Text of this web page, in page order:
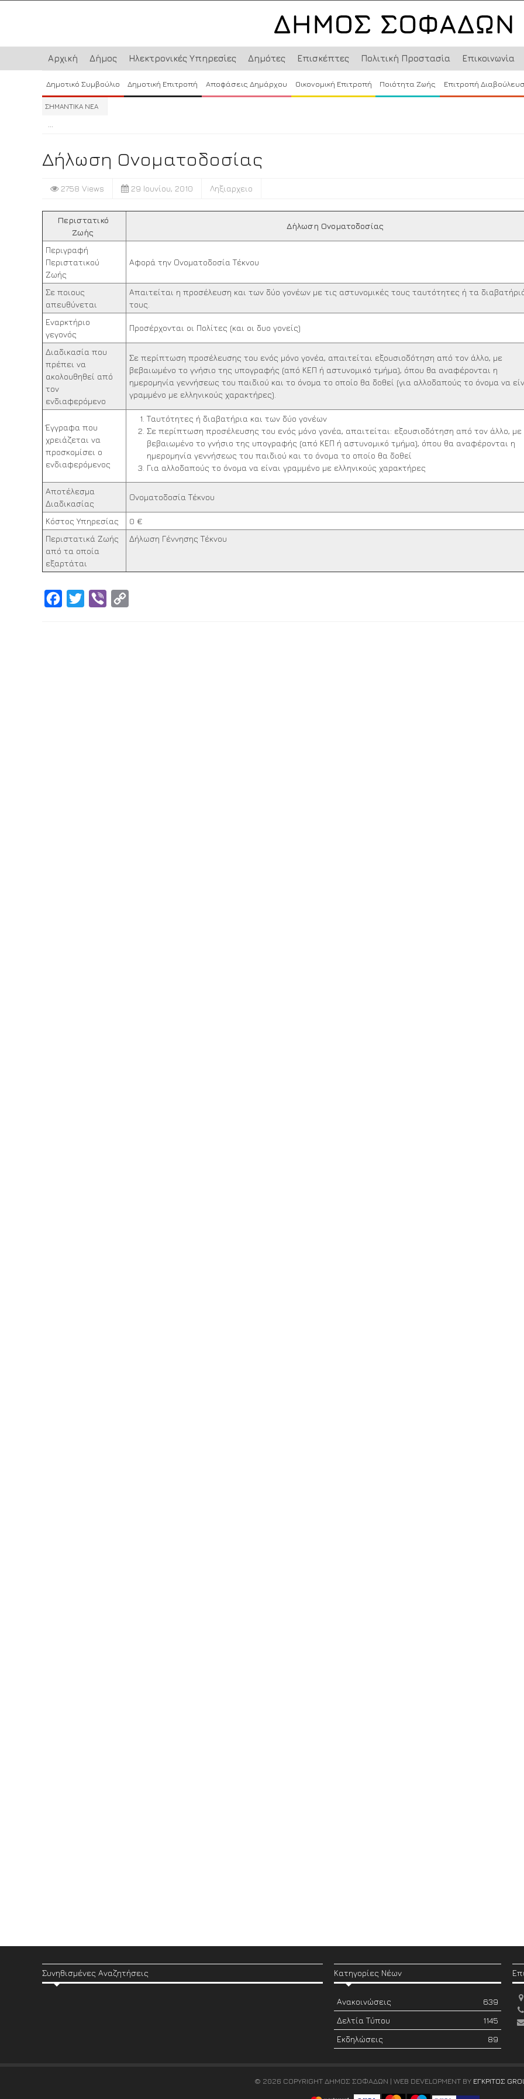
Αρχική Δήμος Ηλεκτρονικές Υπηρεσίες Δημότες Επισκέπτες Πολιτική Προστασία Επικοινωνία
Δημοτικό Συμβούλιο Δημοτική Επιτροπή Αποφάσεις Δημάρχου Οικονομική Επιτροπή Ποιότητα Ζωής Επιτροπή
ΣΗΜΑΝΤΙΚΑ ΝΕΑ
...
Δήλωση Ονοματοδοσίας
2758 Views 29 Ιουνίου, 2010 Ληξιαρχειο
Περιστατικό
Ζωής
Δήλωση Ονοματοδοσίας
Περιγραφή
Περιστατικού
Ζωής
Αφορά την Ονοματοδοσία Τέκνου
Σε ποιους
απευθύνεται
Απαιτείται η προσέλευση και των δύο γονέων με τις αστυνομικές τους ταυτότητες ή τα
τους.
Εναρκτήριο
γεγονός
Προσέρχονται οι Πολίτες (και οι δυο γονείς)
Διαδικασία που
πρέπει να
ακολουθηθεί από
τον
ενδιαφερόμενο
Σε περίπτωση προσέλευσης του ενός μόνο γονέα, απαιτείται εξουσιοδότηση από τον άλλο, με
βεβαιωμένο το γνήσιο της υπογραφής (από ΚΕΠ ή αστυνομικό τμήμα), όπου θα αναφέρονται η
ημερομηνία γεννήσεως του παιδιού και το όνομα το οποίο θα δοθεί (για αλλοδαπούς το όνομα να
γραμμένο με ελληνικούς χαρακτήρες).
Έγγραφα που
χρειάζεται να
προσκομίσει ο
ενδιαφερόμενος
Ταυτότητες ή διαβατήρια και των δύο γονέων
Σε περίπτωση προσέλευσης του ενός μόνο γονέα, απαιτείται: εξουσιοδότηση από τον άλλο, με
βεβαιωμένο το γνήσιο της υπογραφής (από ΚΕΠ ή αστυνομικό τμήμα), όπου θα αναφέρονται η
ημερομηνία γεννήσεως του παιδιού και το όνομα το οποίο θα δοθεί
Για αλλοδαπούς το όνομα να είναι γραμμένο με ελληνικούς χαρακτήρες
Αποτέλεσμα
Διαδικασίας
Ονοματοδοσία Τέκνου
Κόστος Υπηρεσίας
0 €
Περιστατικά Ζωής
από τα οποία
εξαρτάται
Δήλωση Γέννησης Τέκνου
Facebook
Twitter Viber
Συνηθισμένες Αναζητήσεις Κατηγορίες Νέων
Ανακοινώσεις
639
Δελτία Τύπου
1145
Εκδηλώσεις
89
© 2026 COPYRIGHT ΔΗΜΟΣ ΣΟΦΑΔΩΝ | WEB DEVELOPMENT BY ΕΓΚΡΙΤΟΣ